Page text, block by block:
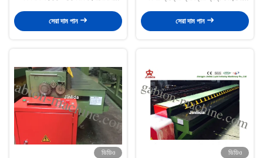
সেরা দাম পান
সেরা দাম পান
ভিডিও
ভিডিও